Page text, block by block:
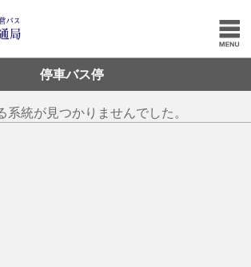
停車バス停
系統が見つかりませんでした。